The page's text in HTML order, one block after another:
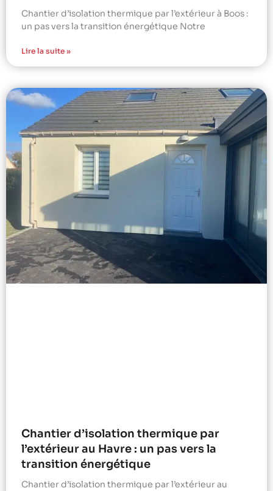
Chantier d’isolation thermique par l’extérieur à Boos :
un pas vers la transition énergétique Notre
Lire la suite »
Chantier d’isolation thermique par
l’extérieur au Havre : un pas vers la
transition énergétique
Chantier d’isolation thermique par l’extérieur au